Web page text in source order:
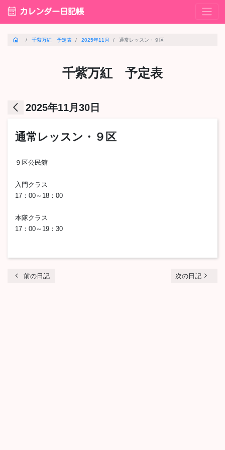
calendar_month カレンダー日記帳
home 千紫万紅 予定表 2025年11月 通常レッスン・９区
千紫万紅 予定表
arrow_back_ios 2025年11月30日
通常レッスン・９区
９区公民館
入門クラス
17：00～18：00
本隊クラス
17：00～19：30
chevron_left 前の日記 次の日記 navigate_next